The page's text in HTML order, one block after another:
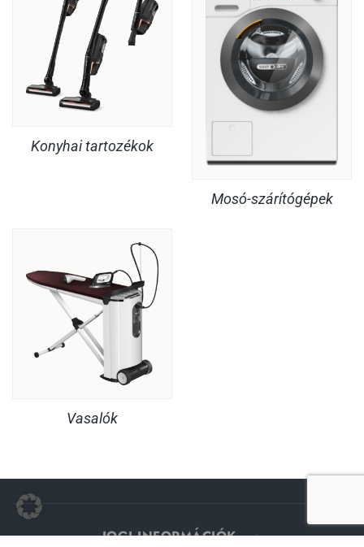
Konyhai tartozékok
Mosó-szárítógépek
Vasalók
JOGI INFORMÁCIÓK